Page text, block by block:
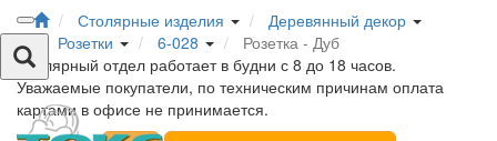
Столярные изделия
Деревянный декор
Розетки
6-028
Розетка - Дуб
Столярный отдел работает в будни с 8 до 18 часов.
Уважаемые покупатели, по техническим причинам оплата
картами в офисе не принимается.